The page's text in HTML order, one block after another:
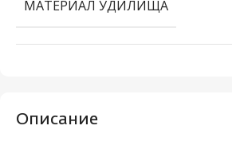
Описание
МАТЕРИАЛ УДИЛИЩА